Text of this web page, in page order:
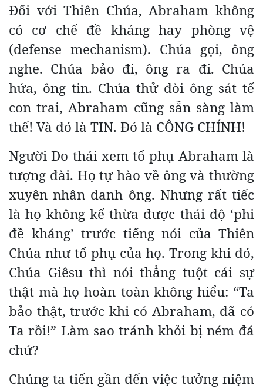
Đối với Thiên Chúa, Abraham không
có cơ chế đề kháng hay phòng vệ
(defense mechanism). Chúa gọi, ông
nghe. Chúa bảo đi, ông ra đi. Chúa
hứa, ông tin. Chúa thử đòi ông sát tế
con trai, Abraham cũng sẵn sàng làm
thế! Và đó là TIN. Đó là CÔNG CHÍNH!
Người Do thái xem tổ phụ Abraham là
tượng đài. Họ tự hào về ông và thường
xuyên nhân danh ông. Nhưng rất tiếc
là họ không kế thừa được thái độ ‘phi
đề kháng’ trước tiếng nói của Thiên
Chúa như tổ phụ của họ. Trong khi đó,
Chúa Giêsu thì nói thẳng tuột cái sự
thật mà họ hoàn toàn không hiểu: “Ta
bảo thật, trước khi có Abraham, đã có
Ta rồi!” Làm sao tránh khỏi bị ném đá
chứ?
Chúng ta tiến gần đến việc tưởng niệm